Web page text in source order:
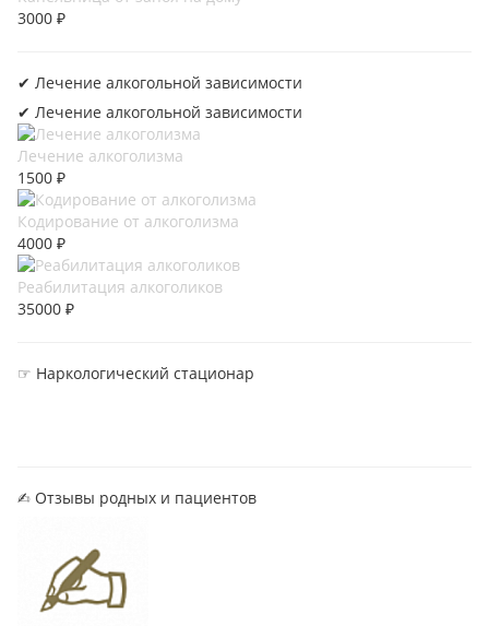
3000 ₽
✔︎ Лечение алкогольной зависимости
✔︎ Лечение алкогольной зависимости
Лечение алкоголизма
1500 ₽
Кодирование от алкоголизма
4000 ₽
Реабилитация алкоголиков
35000 ₽
☞ Наркологический стационар
✍︎ Отзывы родных и пациентов